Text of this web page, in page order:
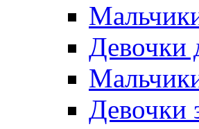
Девочки
Девочки